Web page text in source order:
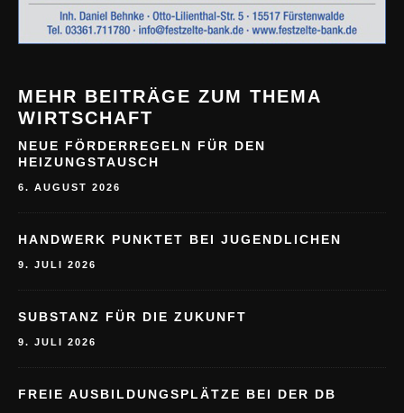
MEHR BEITRÄGE ZUM THEMA
WIRTSCHAFT
NEUE FÖRDERREGELN FÜR DEN
HEIZUNGSTAUSCH
6. AUGUST 2026
HANDWERK PUNKTET BEI JUGENDLICHEN
9. JULI 2026
SUBSTANZ FÜR DIE ZUKUNFT
9. JULI 2026
FREIE AUSBILDUNGSPLÄTZE BEI DER DB